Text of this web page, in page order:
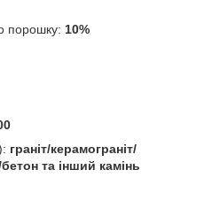
порошку: 10%
граніт/керамограніт/
та інший камінь